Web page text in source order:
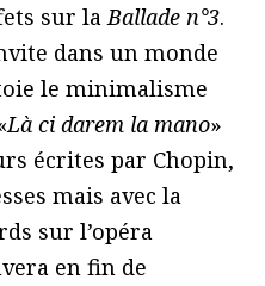
sur laBallade n°3.
dans un monde
le minimalisme
Là ci darem la mano»
écrites par Chopin,
mais avec la
sur l’opéra
en fin de